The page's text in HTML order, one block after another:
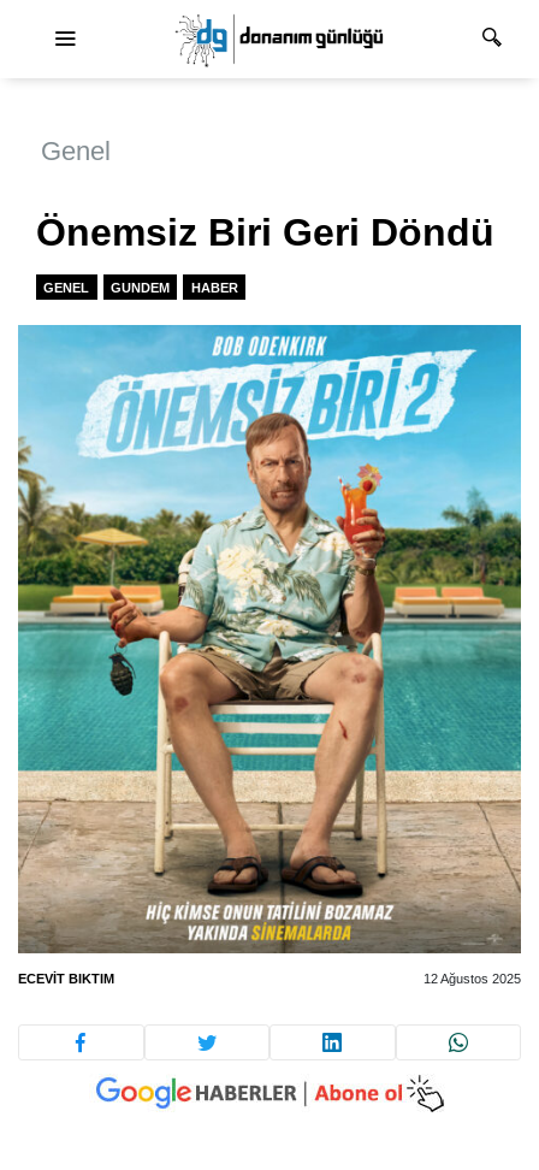
Genel
Önemsiz Biri Geri Döndü
GENEL GUNDEM HABER
ECEVIT BIKTIM 12 Ağustos 2025